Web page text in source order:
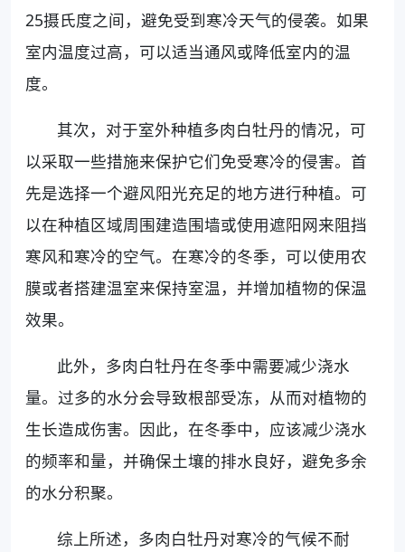
25摄氏度之间，避免受到寒冷天气的侵袭。如果
室内温度过高，可以适当通风或降低室内的温
度。
其次，对于室外种植多肉白牡丹的情况，可
以采取一些措施来保护它们免受寒冷的侵害。首
先是选择一个避风阳光充足的地方进行种植。可
以在种植区域周围建造围墙或使用遮阳网来阻挡
寒风和寒冷的空气。在寒冷的冬季，可以使用农
膜或者搭建温室来保持室温，并增加植物的保温
效果。
此外，多肉白牡丹在冬季中需要减少浇水
量。过多的水分会导致根部受冻，从而对植物的
生长造成伤害。因此，在冬季中，应该减少浇水
的频率和量，并确保土壤的排水良好，避免多余
的水分积聚。
综上所述，多肉白牡丹对寒冷的气候不耐